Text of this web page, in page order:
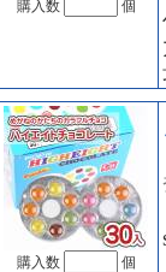
購入数 個
購入数 個